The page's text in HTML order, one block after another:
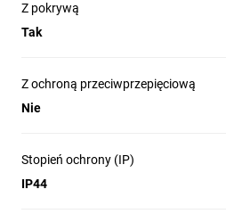
Z pokrywą
Tak
Z ochroną przeciwprzepięciową
Nie
Stopień ochrony (IP)
IP44